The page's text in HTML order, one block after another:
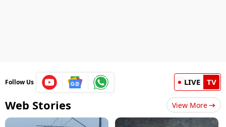
Follow Us LIVE TV
Web Stories View More